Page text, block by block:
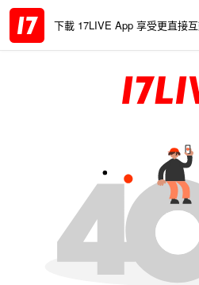
下載 17LIVE App 享受更直接